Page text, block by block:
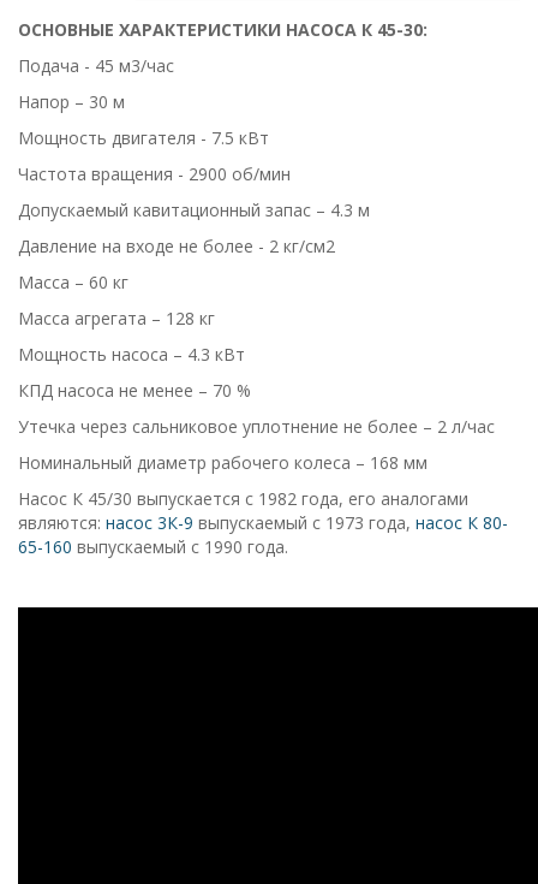
ОСНОВНЫЕ ХАРАКТЕРИСТИКИ НАСОСА К 45-30:
Подача - 45 м3/час
Напор – 30 м
Мощность двигателя - 7.5 кВт
Частота вращения - 2900 об/мин
Допускаемый кавитационный запас – 4.3 м
Давление на входе не более - 2 кг/см2
Масса – 60 кг
Масса агрегата – 128 кг
Мощность насоса – 4.3 кВт
КПД насоса не менее – 70 %
Утечка через сальниковое уплотнение не более – 2 л/час
Номинальный диаметр рабочего колеса – 168 мм
Насос К 45/30 выпускается с 1982 года, его аналогами
являются: насос 3К-9 выпускаемый с 1973 года, насос К 80-
65-160 выпускаемый с 1990 года.